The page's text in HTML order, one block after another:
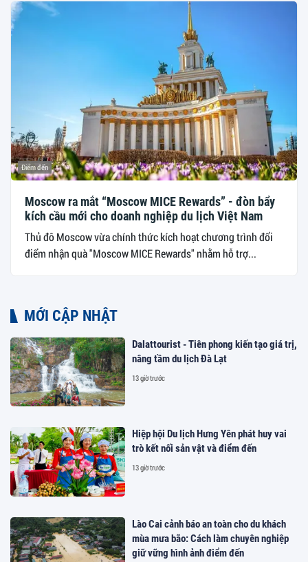
Điểm đến
Moscow ra mắt “Moscow MICE Rewards” - đòn bẩy
kích cầu mới cho doanh nghiệp du lịch Việt Nam
Thủ đô Moscow vừa chính thức kích hoạt chương trình đổi
điểm nhận quà "Moscow MICE Rewards" nhằm hỗ trợ...
MỚI CẬP NHẬT
Dalattourist - Tiên phong kiến tạo giá trị,
nâng tầm du lịch Đà Lạt
13 giờ trước
Hiệp hội Du lịch Hưng Yên phát huy vai
trò kết nối sản vật và điểm đến
13 giờ trước
Lào Cai cảnh báo an toàn cho du khách
mùa mưa bão: Cách làm chuyên nghiệp
giữ vững hình ảnh điểm đến